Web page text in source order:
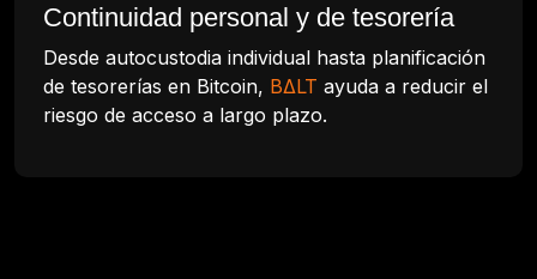
Continuidad personal y de tesorería
Desde autocustodia individual hasta planificación
de tesorerías en Bitcoin, BΔLT ayuda a reducir el
riesgo de acceso a largo plazo.